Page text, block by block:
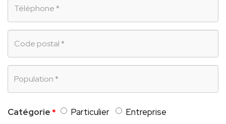
postal
Catégorie Particulier
Entreprise